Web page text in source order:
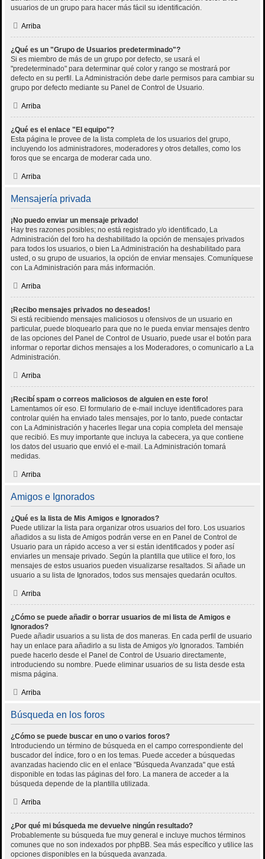
usuarios de un grupo para hacer más fácil su identificación.
Arriba
¿Qué es un "Grupo de Usuarios predeterminado"?
Si es miembro de más de un grupo por defecto, se usará el
"predeterminado" para determinar qué color y rango se mostrará por
defecto en su perfil. La Administración debe darle permisos para cambiar su
grupo por defecto mediante su Panel de Control de Usuario.
Arriba
¿Qué es el enlace "El equipo"?
Esta página le provee de la lista completa de los usuarios del grupo,
incluyendo los administradores, moderadores y otros detalles, como los
foros que se encarga de moderar cada uno.
Arriba
Mensajería privada
¡No puedo enviar un mensaje privado!
Hay tres razones posibles; no está registrado y/o identificado, La
Administración del foro ha deshabilitado la opción de mensajes privados
para todos los usuarios, o bien La Administración ha deshabilitado para
usted, o su grupo de usuarios, la opción de enviar mensajes. Comuníquese
con La Administración para más información.
Arriba
¡Recibo mensajes privados no deseados!
Si está recibiendo mensajes maliciosos u ofensivos de un usuario en
particular, puede bloquearlo para que no le pueda enviar mensajes dentro
de las opciones del Panel de Control de Usuario, puede usar el botón para
informar o reportar dichos mensajes a los Moderadores, o comunicarlo a La
Administración.
Arriba
¡Recibí spam o correos maliciosos de alguien en este foro!
Lamentamos oír eso. El formulario de e-mail incluye identificadores para
controlar quién ha enviado tales mensajes, por lo tanto, puede contactar
con La Administración y hacerles llegar una copia completa del mensaje
que recibió. Es muy importante que incluya la cabecera, ya que contiene
los datos del usuario que envió el e-mail. La Administración tomará
medidas.
Arriba
Amigos e Ignorados
¿Qué es la lista de Mis Amigos e Ignorados?
Puede utilizar la lista para organizar otros usuarios del foro. Los usuarios
añadidos a su lista de Amigos podrán verse en en Panel de Control de
Usuario para un rápido acceso a ver si están identificados y poder así
enviarles un mensaje privado. Según la plantilla que utilice el foro, los
mensajes de estos usuarios pueden visualizarse resaltados. Si añade un
usuario a su lista de Ignorados, todos sus mensajes quedarán ocultos.
Arriba
¿Cómo se puede añadir o borrar usuarios de mi lista de Amigos e
Ignorados?
Puede añadir usuarios a su lista de dos maneras. En cada perfil de usuario
hay un enlace para añadirlo a su lista de Amigos y/o Ignorados. También
puede hacerlo desde el Panel de Control de Usuario directamente,
introduciendo su nombre. Puede eliminar usuarios de su lista desde esta
misma página.
Arriba
Búsqueda en los foros
¿Cómo se puede buscar en uno o varios foros?
Introduciendo un término de búsqueda en el campo correspondiente del
buscador del índice, foro o en los temas. Puede acceder a búsquedas
avanzadas haciendo clic en el enlace "Búsqueda Avanzada" que está
disponible en todas las páginas del foro. La manera de acceder a la
búsqueda depende de la plantilla utilizada.
Arriba
¿Por qué mi búsqueda me devuelve ningún resultado?
Probablemente su búsqueda fue muy general e incluye muchos términos
comunes que no son indexados por phpBB. Sea más específico y utilice las
opciones disponibles en la búsqueda avanzada.